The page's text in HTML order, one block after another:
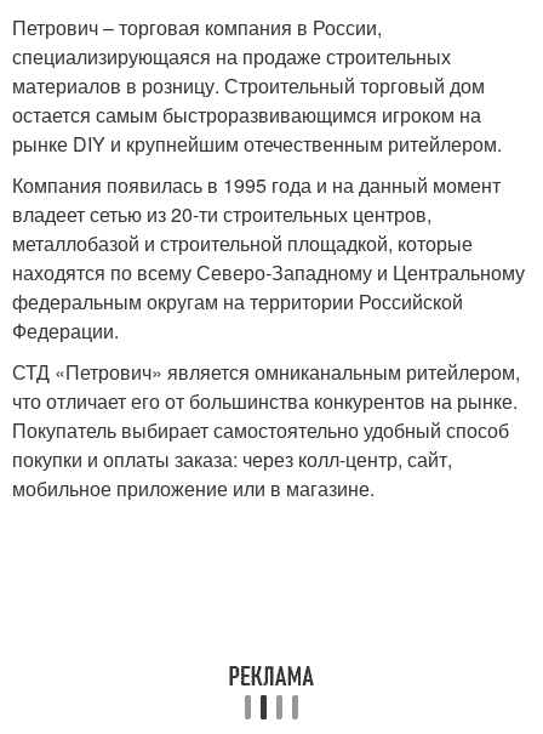
Петрович – торговая компания в России,
специализирующаяся на продаже строительных
материалов в розницу. Строительный торговый дом
остается самым быстроразвивающимся игроком на
рынке DIY и крупнейшим отечественным ритейлером.
Компания появилась в 1995 года и на данный момент
владеет сетью из 20-ти строительных центров,
металлобазой и строительной площадкой, которые
находятся по всему Северо-Западному и Центральному
федеральным округам на территории Российской
Федерации.
СТД «Петрович» является омниканальным ритейлером,
что отличает его от большинства конкурентов на рынке.
Покупатель выбирает самостоятельно удобный способ
покупки и оплаты заказа: через колл-центр, сайт,
мобильное приложение или в магазине.